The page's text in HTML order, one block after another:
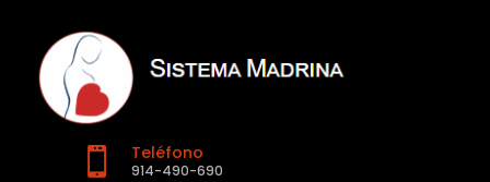
 Teléfono
914-490-690